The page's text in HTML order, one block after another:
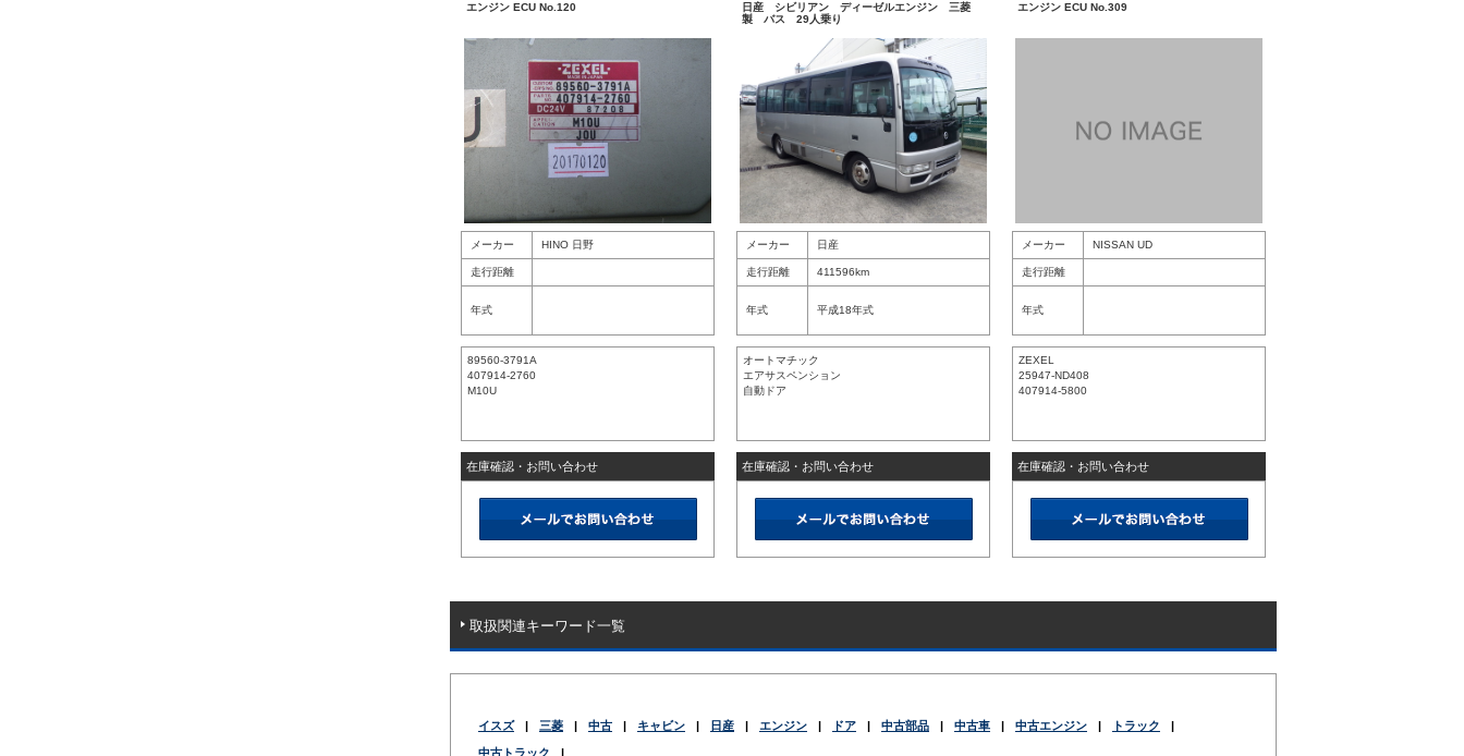
エンジン ECU No.120
メーカー HINO 日野
走行距離
年式
89560-3791A
407914-2760
M10U
在庫確認・お問い合わせ
日産 シビリアン ディーゼルエンジン 三菱
製 バス 29人乗り
メーカー 日産
走行距離 411596km
年式 平成18年式
オートマチック
エアサスペンション
自動ドア
在庫確認・お問い合わせ
エンジン ECU No.309
メーカー NISSAN UD
走行距離
年式
ZEXEL
25947-ND408
407914-5800
在庫確認・お問い合わせ
取扱関連キーワード一覧
イスズ | 三菱 | 中古 | キャビン | 日産 | エンジン | ドア | 中古部品 | 中古車 | 中古エンジン | トラック |
中古トラック |